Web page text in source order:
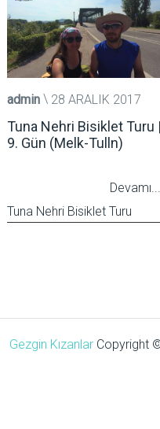
admin 28 ARALIK 2017
Tuna Nehri Bisiklet Turu |
9. Gün (Melk-Tulln)
Tuna Nehri Bisiklet Turu
Gezgin KızanlarCopyright